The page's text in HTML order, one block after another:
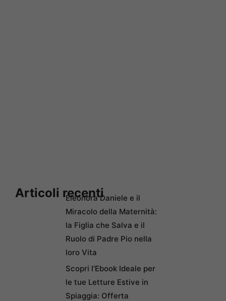
Articoli recentiEleonora Daniele e il
Miracolo della Maternità:
la Figlia che Salva e il
Ruolo di Padre Pio nella
loro Vita
Scopri l’Ebook Ideale per
le tue Letture Estive in
Spiaggia: Offerta